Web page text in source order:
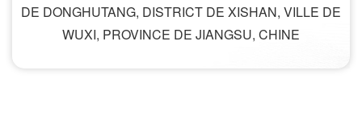
DE DONGHUTANG, DISTRICT DE XISHAN, VILLE DE
WUXI, PROVINCE DE JIANGSU, CHINE